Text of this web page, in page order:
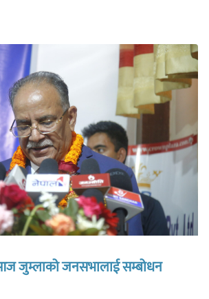
जुम्लाको जनसभालाई सम्बोधन